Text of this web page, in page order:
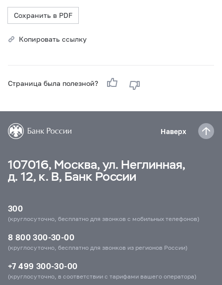
Сохранить в PDF
Копировать ссылку
Страница была полезной?
Наверх
107016, Москва, ул. Неглинная,
д. 12, к. В, Банк России
300
(круглосуточно, бесплатно для звонков с мобильных телефонов)
8 800 300-30-00
(круглосуточно, бесплатно для звонков из регионов России)
+7 499 300-30-00
(круглосуточно, в соответствии с тарифами вашего оператора)